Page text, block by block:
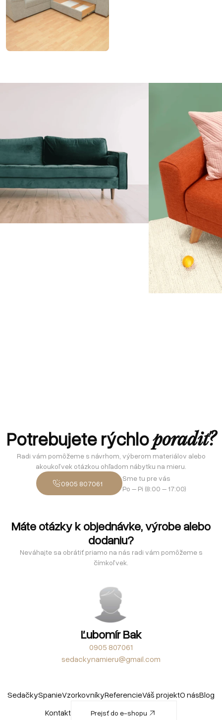
Potrebujete rýchloporadiť?
Radi vám pomôžeme s návrhom, výberom materiálov alebo
akoukoľvek otázkou ohľadom nábytku na mieru.
0905 807061
Sme tu pre vás
Po – Pi (8:00 – 17:00)
Máte otázky k objednávke, výrobe alebo
dodaniu?
Neváhajte sa obrátiť priamo na nás radi vám pomôžeme s
čímkoľvek.
Ľubomír Bak
0905 807061
sedackynamieru@gmail.com
SedačkySpanieVzorkovníkyReferencieVáš projektO násBlog
Kontakt
Prejsť do e-shopu